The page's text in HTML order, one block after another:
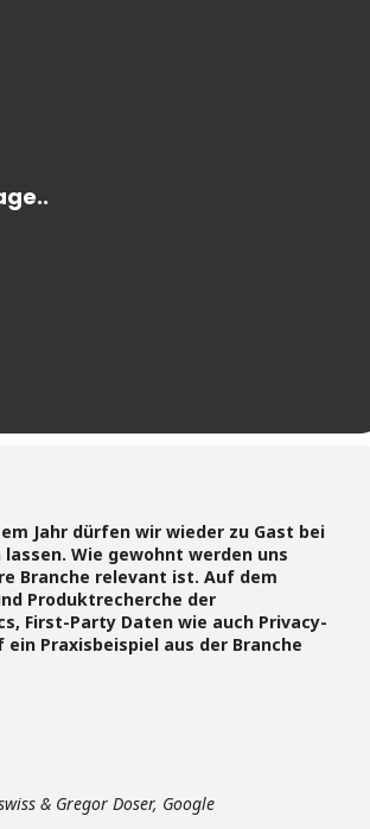
Jahr dürfen wir wieder zu Gast bei
Wie gewohnt werden uns
Branche relevant ist. Auf dem
Produktrecherche der
First-Party Daten wie auch Privacy-
Praxisbeispiel aus der Branche
Gregor Doser, Google